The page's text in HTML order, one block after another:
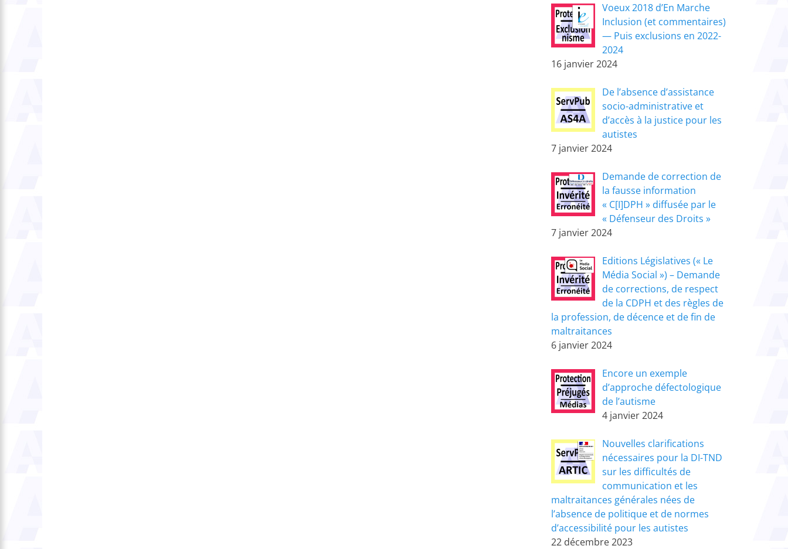
Voeux 2018 d’En Marche
Inclusion (et commentaires)
— Puis exclusions en 2022-
2024
16 janvier 2024
De l’absence d’assistance
socio-administrative et
d’accès à la justice pour les
autistes
7 janvier 2024
Demande de correction de
la fausse information
« C[I]DPH » diffusée par le
« Défenseur des Droits »
7 janvier 2024
Editions Législatives (« Le
Média Social ») – Demande
de corrections, de respect
de la CDPH et des règles de
la profession, de décence et de fin de
maltraitances
6 janvier 2024
Encore un exemple
d’approche défectologique
de l’autisme
4 janvier 2024
Nouvelles clarifications
nécessaires pour la DI-TND
sur les difficultés de
communication et les
maltraitances générales nées de
l’absence de politique et de normes
d’accessibilité pour les autistes
22 décembre 2023